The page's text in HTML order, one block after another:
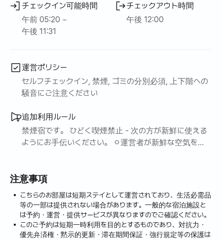
♡運営方針
きれいなベッドシート、ほこりのない宿泊施設
山前。
夏にもドアを開けて飲むと、寒くなります、
5、6、7月には松の松の花粉が飛び散って温泉地が黄色
[宿題説明]
サムスン電子サウンドバーHW T-450
ー
属性表
サウンドフォーマットドルビーデジタル、DTS
フルオプション、きれいな内部と採光の良い窓、小型ベラ
チェックイン可能時間
午前 05:20 ~
午後 11:31
チェックアウト時間
午後 12:00
運営ポリシー
セルフチェックイン, 禁煙, ゴミの分別必須, 上下階への
騒音にご注意ください
追加利用ルール
禁煙宿です。 ひどく喫煙禁止 - 次の方が新鮮に使える
ようにお手伝いください。 ㅇ運営者が新鮮な空気を大
注意事項
こちらのお部屋は短期ステイとして運営されており、生活必需品
等の一部は提供されない場合があります。一般的な宿泊施設と
は予約・運営・提供サービスが異なりますのでご確認ください。
このご予約は短期一時利用を目的とするものであり、対抗力・
優先弁済権・黙示的更新・滞在期間保証・強行規定等の保護は